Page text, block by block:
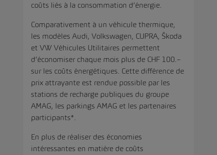
coûts liés à la consommation d’énergie.
Comparativement à un véhicule thermique,
les modèles Audi, Volkswagen, CUPRA, Škoda
et VW Véhicules Utilitaires permettent
d’économiser chaque mois plus de CHF 100.–
sur les coûts énergétiques. Cette différence de
prix attrayante est rendue possible par les
stations de recharge publiques du groupe
AMAG, les parkings AMAG et les partenaires
participants*.
En plus de réaliser des économies
intéressantes en matière de coûts